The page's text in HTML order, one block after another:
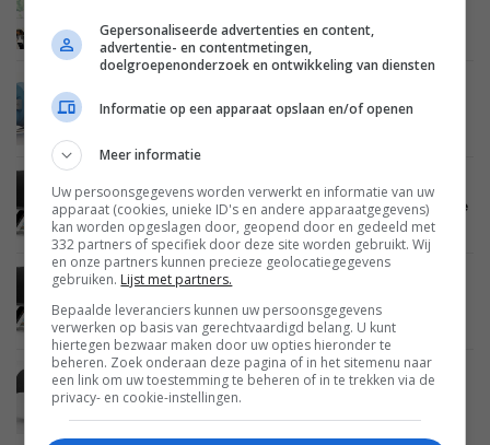
voor bij je HDTV
JBL Charge: Draagbare Bluetooth speaker voor
15 NOVEMBER 2012
JBL lanceert speakerdocks voor de Apple iPhone
5, iPad 4 en iPad Mini
MOBILE 15 NOVEMBER 2012
JBL lanceert OnBeat Venue LT speakerdock voor
de iPad Mini en iPad 4
AUDIO 08 NOVEMBER 2012
JBL lanceert draadloze Soundfly Bluetooth en
Gepersonaliseerde advertenties en content,
advertentie- en contentmetingen,
doelgroepenonderzoek en ontwikkeling van diensten
Informatie op een apparaat opslaan en/of openen
Meer informatie
Uw persoonsgegevens worden verwerkt en informatie van uw
apparaat (cookies, unieke ID's en andere apparaatgegevens)
kan worden opgeslagen door, geopend door en gedeeld met
332 partners of specifiek door deze site worden gebruikt. Wij
en onze partners kunnen precieze geolocatiegegevens
gebruiken. Lijst met partners.
Bepaalde leveranciers kunnen uw persoonsgegevens
verwerken op basis van gerechtvaardigd belang. U kunt
hiertegen bezwaar maken door uw opties hieronder te
beheren. Zoek onderaan deze pagina of in het sitemenu naar
een link om uw toestemming te beheren of in te trekken via de
privacy- en cookie-instellingen.